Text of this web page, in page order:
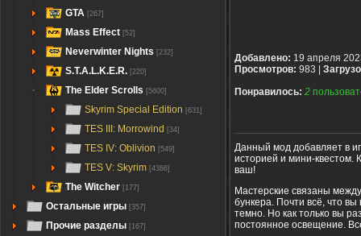
GTA [267]
Mass Effect [52]
Neverwinter Nights [232]
S.T.A.L.K.E.R. [220]
The Elder Scrolls [5600]
Skyrim Special Edition [631]
TES III: Morrowind [34]
TES IV: Oblivion [549]
TES V: Skyrim [4386]
The Witcher [177]
Остальные игры [357]
Прочие разделы [167]
Добавлено: 19 апреля
Просмотров: 983 |
Понравилось: 2
Данный мод добавляет в
историей и мини-квестом.
ваш!
Мастерские связаны
бункера. Почти всё, что
темно. Но как только вы
постоянное освещение.